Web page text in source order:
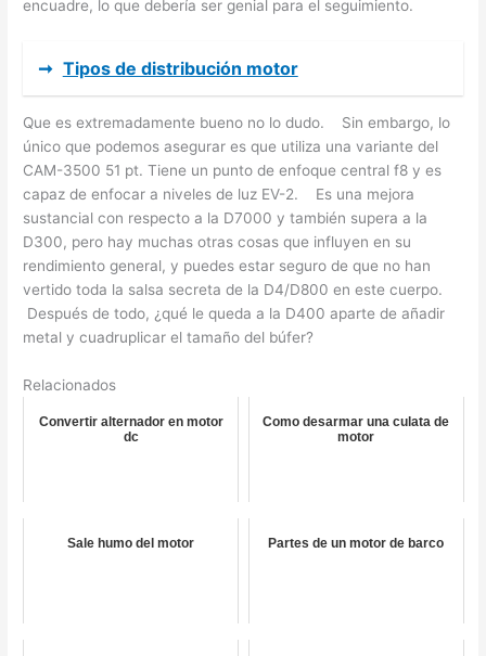
encuadre, lo que debería ser genial para el seguimiento.
➞ Tipos de distribución motor
Que es extremadamente bueno no lo dudo. Sin embargo, lo
único que podemos asegurar es que utiliza una variante del
CAM-3500 51 pt. Tiene un punto de enfoque central f8 y es
capaz de enfocar a niveles de luz EV-2. Es una mejora
sustancial con respecto a la D7000 y también supera a la
D300, pero hay muchas otras cosas que influyen en su
rendimiento general, y puedes estar seguro de que no han
vertido toda la salsa secreta de la D4/D800 en este cuerpo.
Después de todo, ¿qué le queda a la D400 aparte de añadir
metal y cuadruplicar el tamaño del búfer?
Relacionados
Convertir alternador en motor
dc
Como desarmar una culata de
motor
Sale humo del motor Partes de un motor de barco